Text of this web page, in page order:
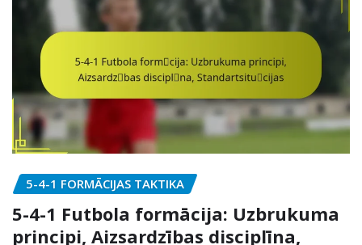
5-4-1 FORMĀCIJAS TAKTIKA
5-4-1 Futbola formācija: Uzbrukuma
principi, Aizsardzības disciplīna,